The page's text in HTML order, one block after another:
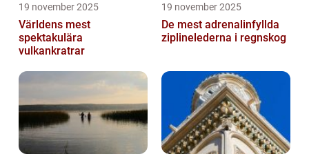
19 november 2025
Världens mest
spektakulära
vulkankratrar
19 november 2025
De mest adrenalinfyllda
ziplinelederna i regnskog